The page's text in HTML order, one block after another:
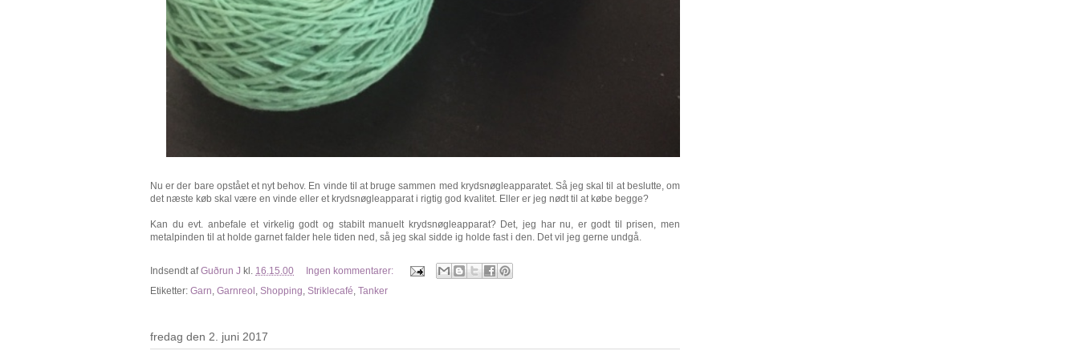
Nu er der bare opstået et nyt behov. En vinde til at bruge sammen med krydsnøgleapparatet. Så jeg skal til at beslutte, om
det næste køb skal være en vinde eller et krydsnøgleapparat i rigtig god kvalitet. Eller er jeg nødt til at købe begge?
Kan du evt. anbefale et virkelig godt og stabilt manuelt krydsnøgleapparat? Det, jeg har nu, er godt til prisen, men
metalpinden til at holde garnet falder hele tiden ned, så jeg skal sidde ig holde fast i den. Det vil jeg gerne undgå.
Indsendt afGuðrun J kl. 16.15.00
Ingen kommentarer:
Etiketter: Garn, Garnreol , Shopping, Striklecafé, Tanker
fredag den 2. juni 2017